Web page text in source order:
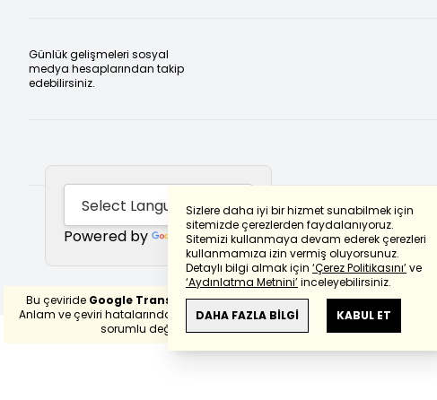
Sizlere daha iyi bir hizmet sunabilmek için
sitemizde çerezlerden faydalanıyoruz.
Sitemizi kullanmaya devam ederek çerezleri
kullanmamıza izin vermiş oluyorsunuz.
Detaylı bilgi almak için ‘Çerez Politikasını’ve
‘Aydınlatma Metnini’inceleyebilirsiniz.
DAHA FAZLA BİLGİ KABUL ET
Günlük gelişmeleri sosyal
medya hesaplarından takip
edebilirsiniz.
Powered by Translate
Bu çeviride Google Transletekullanılmıştır.
Anlam ve çeviri hatalarından
haberturk.com
sorumlu değildir.